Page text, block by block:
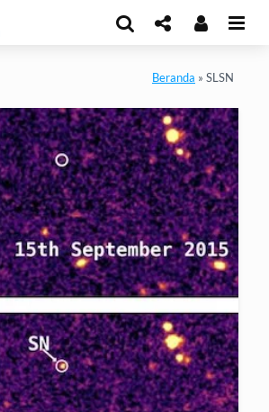
Beranda » SLSN